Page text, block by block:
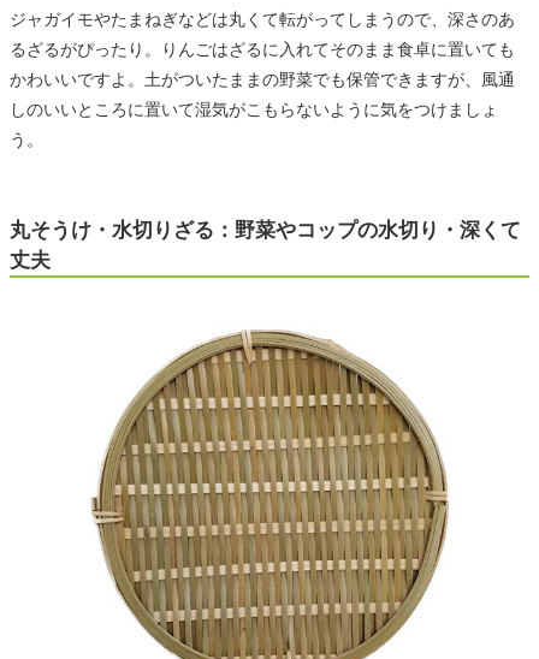
ジャガイモやたまねぎなどは丸くて転がってしまうので、深さのあ
るざるがぴったり。りんごはざるに入れてそのまま食卓に置いても
かわいいですよ。土がついたままの野菜でも保管できますが、風通
しのいいところに置いて湿気がこもらないように気をつけましょ
う。
丸そうけ・水切りざる：野菜やコップの水切り・深くて
丈夫